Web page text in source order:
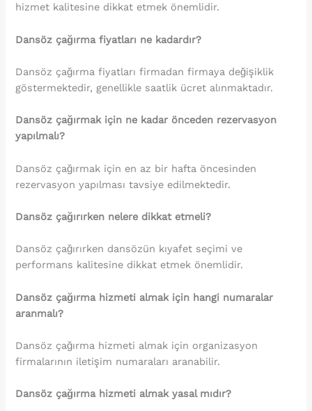
hizmet kalitesine dikkat etmek önemlidir.
Dansöz çağırma fiyatları ne kadardır?
Dansöz çağırma fiyatları firmadan firmaya değişiklik
göstermektedir, genellikle saatlik ücret alınmaktadır.
Dansöz çağırmak için ne kadar önceden rezervasyon
yapılmalı?
Dansöz çağırmak için en az bir hafta öncesinden
rezervasyon yapılması tavsiye edilmektedir.
Dansöz çağırırken nelere dikkat etmeli?
Dansöz çağırırken dansözün kıyafet seçimi ve
performans kalitesine dikkat etmek önemlidir.
Dansöz çağırma hizmeti almak için hangi numaralar
aranmalı?
Dansöz çağırma hizmeti almak için organizasyon
firmalarının iletişim numaraları aranabilir.
Dansöz çağırma hizmeti almak yasal mıdır?